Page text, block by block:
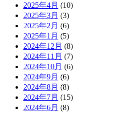
2025年4月 (10)
2025年3月 (3)
2025年2月 (6)
2025年1月 (5)
2024年12月 (8)
2024年11月 (7)
2024年10月 (6)
2024年9月 (6)
2024年8月 (8)
2024年7月 (15)
2024年6月 (8)